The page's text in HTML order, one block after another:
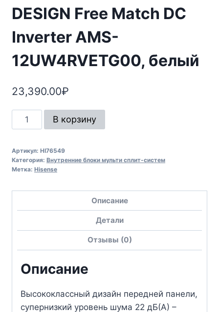
DESIGN Free Match DC
Inverter AMS-
12UW4RVETG00, белый
23,390.00₽
В корзину
Артикул: HI76549
Категория: Внутренние блоки мульти сплит-систем
Метка: Hisense
Описание
Детали
Отзывы (0)
Описание
Высококлассный дизайн передней панели,
супернизкий уровень шума 22 дБ(А) –